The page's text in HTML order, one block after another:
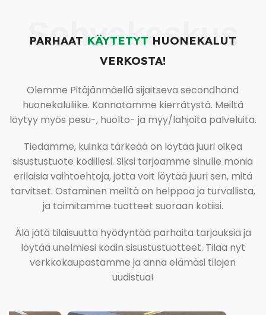
Sohvakeskus
PARHAAT KÄYTETYT HUONEKALUT
VERKOSTA!
Olemme Pitäjänmäellä sijaitseva secondhand
huonekaluliike. Kannatamme kierrätystä. Meiltä
löytyy myös pesu-, huolto- ja myy/lahjoita palveluita.
Tiedämme, kuinka tärkeää on löytää juuri oikea
sisustustuote kodillesi. Siksi tarjoamme sinulle monia
erilaisia vaihtoehtoja, jotta voit löytää juuri sen, mitä
tarvitset. Ostaminen meiltä on helppoa ja turvallista,
ja toimitamme tuotteet suoraan kotiisi.
Älä jätä tilaisuutta hyödyntää parhaita tarjouksia ja
löytää unelmiesi kodin sisustustuotteet. Tilaa nyt
verkkokaupastamme ja anna elämäsi tilojen
uudistua!